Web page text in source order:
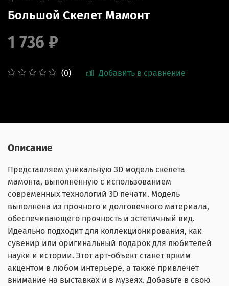
Большой Скелет Мамонт
(0) Добавить в сравнение
1 736 ₽
Описание
Представляем уникальную 3D модель скелета
мамонта, выполненную с использованием
современных технологий 3D печати. Модель
выполнена из прочного и долговечного материала,
обеспечивающего прочность и эстетичный вид.
Идеально подходит для коллекционирования, как
сувенир или оригинальный подарок для любителей
науки и истории. Этот арт-объект станет ярким
акцентом в любом интерьере, а также привлечет
внимание на выставках и в музеях. Добавьте в свою